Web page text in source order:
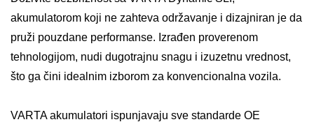
akumulatorom koji ne zahteva održavanje i dizajniran je da
pruži pouzdane performanse. Izrađen proverenom
tehnologijom, nudi dugotrajnu snagu i izuzetnu vrednost,
što ga čini idealnim izborom za konvencionalna vozila. ​
VARTA akumulatori ispunjavaju sve standarde OE